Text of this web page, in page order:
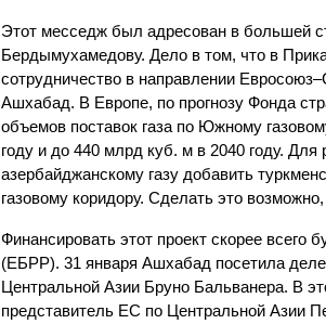
Этот месседж был адресован в большей
Бердымухамедову. Дело в том, что в
сотрудничество в направлении
Ашхабад. В Европе, по прогнозу Фонда
объемов поставок газа по Южному
году и до 440 млрд куб. м в 2040 году.
азербайджанскому газу добавить
газовому коридору. Сделать это
Финансировать этот проект скорее всего
(ЕБРР). 31 января Ашхабад посетила
Центральной Азии Бруно Бальванера. В
представитель ЕС по Центральной Азии